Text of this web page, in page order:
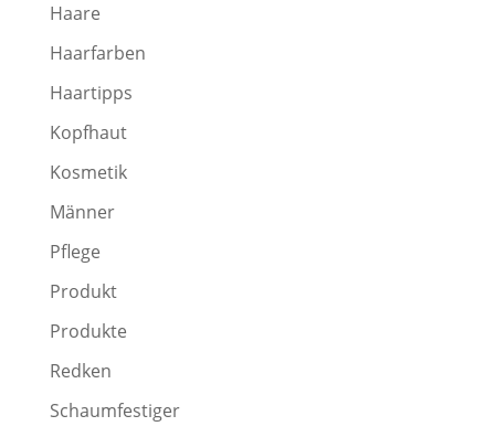
Haare
Haarfarben
Haartipps
Kopfhaut
Kosmetik
Männer
Pflege
Produkt
Produkte
Redken
Schaumfestiger